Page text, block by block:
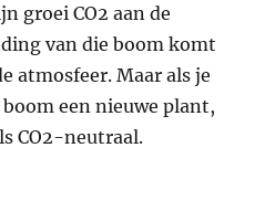
groei CO2 aan de
van die boom komt
atmosfeer. Maar als je
een nieuwe plant,
CO2-neutraal.